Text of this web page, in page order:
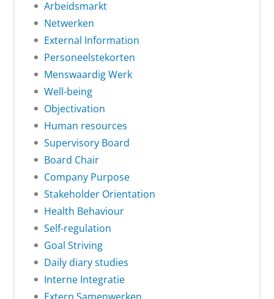
Arbeidsmarkt
Netwerken
External Information
Personeelstekorten
Menswaardig Werk
Well-being
Objectivation
Human resources
Supervisory Board
Board Chair
Company Purpose
Stakeholder Orientation
Health Behaviour
Self-regulation
Goal Striving
Daily diary studies
Interne Integratie